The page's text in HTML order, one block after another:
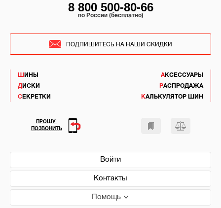
ШИНЫ
ДИСКИ
СЕКРЕТКИ
АКСЕССУАРЫ
РАСПРОДАЖА
КАЛЬКУЛЯТОР ШИН
Войти
Контакты
Помощь
8 800 500-80-66
по России (бесплатно)
ПОДПИШИТЕСЬ НА НАШИ СКИДКИ
ПРОШУ
ПОЗВОНИТЬ